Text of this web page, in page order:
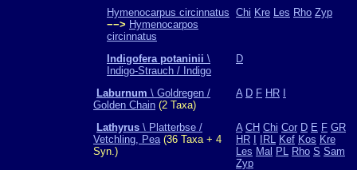
Hymenocarpus circinnatus
−−> Hymenocarpos
circinnatus
Chi Kre Les Rho Zyp
Indigofera potaninii \
Indigo-Strauch / Indigo
D
Laburnum \ Goldregen /
Golden Chain (2 Taxa)
A D F HR
Lathyrus \ Platterbse /
Vetchling, Pea(36 Taxa + 4
Syn.)
A CH Chi Cor D E F GR
HR
IRL Kef Kos Kre
Les Mal PL Rho S Sam
Zyp